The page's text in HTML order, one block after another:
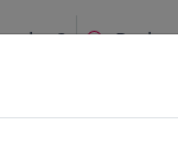
?
en famille ou à